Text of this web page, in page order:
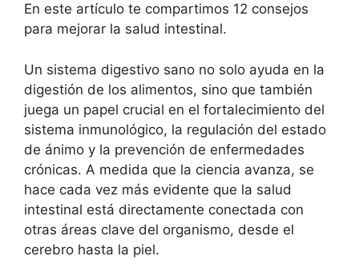
En este artículo te compartimos 12 consejos
para mejorar la salud intestinal.
Un sistema digestivo sano no solo ayuda en la
digestión de los alimentos, sino que también
juega un papel crucial en el fortalecimiento del
sistema inmunológico, la regulación del estado
de ánimo y la prevención de enfermedades
crónicas. A medida que la ciencia avanza, se
hace cada vez más evidente que la salud
intestinal está directamente conectada con
otras áreas clave del organismo, desde el
cerebro hasta la piel.